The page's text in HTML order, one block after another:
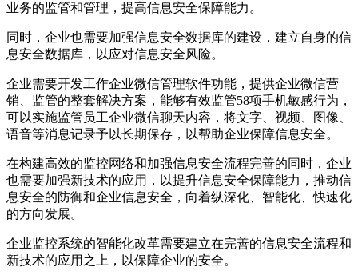
业务的监管和管理，提高信息安全保障能力。
同时，企业也需要加强信息安全数据库的建设，建立自身的信
息安全数据库，以应对信息安全风险。
企业需要开发工作企业微信管理软件功能，提供企业微信营
销、监管的整套解决方案，能够有效监管58项手机敏感行为，
可以实施监管员工企业微信聊天内容，将文字、视频、图像、
语音等消息记录予以长期保存，以帮助企业保障信息安全。
在构建高效的监控网络和加强信息安全流程完善的同时，企业
也需要加强新技术的应用，以提升信息安全保障能力，推动信
息安全的防御和企业信息安全，向着纵深化、智能化、快速化
的方向发展。
企业监控系统的智能化改革需要建立在完善的信息安全流程和
新技术的应用之上，以保障企业的安全。